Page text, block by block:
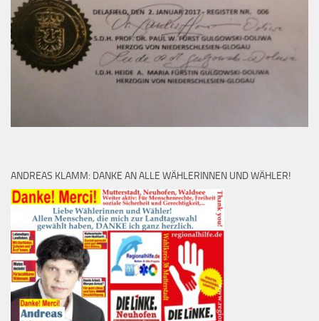
ANDREAS KLAMM: DANKE AN ALLE WÄHLERINNEN UND WÄHLER!